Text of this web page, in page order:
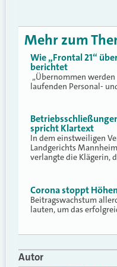
Mehr zum
Wie „Frontal 21“
berichtet
„Übernommen werden
laufenden Personal-
spricht Klartext
In dem einstweiligen
Landgerichts
verlangte die Klägerin,
Corona stoppt
Beitragswachstum
lauten, um das
Autor